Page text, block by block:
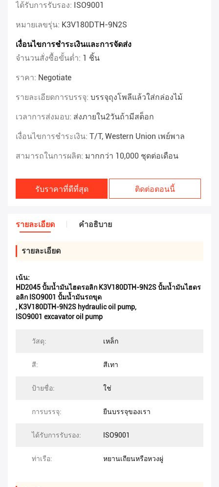
ได้รับการรับรอง: ISO9001
หมายเลขรุ่น: K3V180DTH-9N2S
เงื่อนไขการชำระเงินและการจัดส่ง
จำนวนสั่งซื้อขั้นต่ำ: 1 ชิ้น
ราคา: Negotiate
รายละเอียดการบรรจุ: บรรจุถุงโพลีแล้วใส่กล่องไม้
เวลาการส่งมอบ: ส่งภายใน2วันถ้ามีสต็อก
เงื่อนไขการชำระเงิน: T/T, Western Union เพย์พาล
สามารถในการผลิต: มากกว่า 10,000 ชุดต่อเดือน
รับราคาที่ดีที่สุด ติดต่อตอนนี้
รายละเอียด คําอธิบาย
รายละเอียด
เน้น:
HD2045 ปั้มน้ำมันไฮดรอลิก K3V180DTH-9N2S ปั้มน้ำมันไฮดร
อลิก ISO9001 ปั้มน้ำมันรถขุด
, K3V180DTH-9N2S hydraulic oil pump,
ISO9001 excavator oil pump
วัสดุ: เหล็ก
สี: สีเทา
ป้ายชื่อ: ใช่
การบรรจุ: ยืนบรรจุของเรา
ได้รับการรับรอง: ISO9001
ท่าเรือ: หยานเถียนหรือหวงผู่